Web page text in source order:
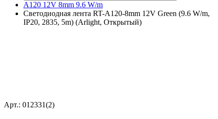
A120 12V 8mm 9.6 W/m
Светодиодная лента RT-A120-8mm 12V Green (9.6 W/m,
IP20, 2835, 5m) (Arlight, Открытый)
Арт.: 012331(2)